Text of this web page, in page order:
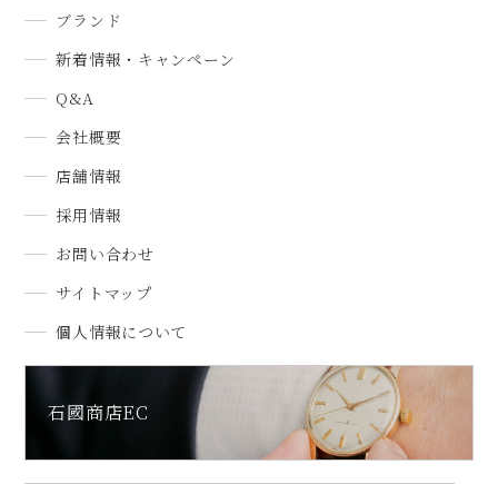
ブランド
新着情報・キャンペーン
Q&A
会社概要
店舗情報
採用情報
お問い合わせ
サイトマップ
個人情報について
石國商店EC